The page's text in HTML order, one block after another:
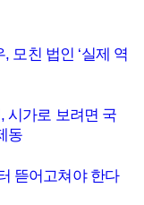
모친 법인 ‘실제 역
시가로 보려면 국
동
뜯어고쳐야 한다